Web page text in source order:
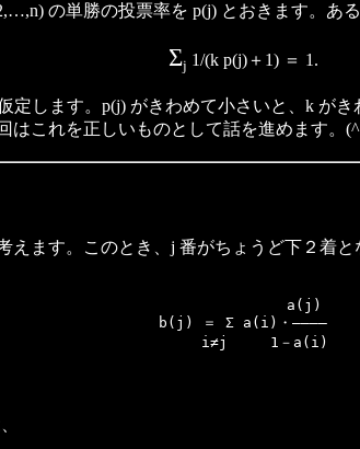
の単勝の投票率を p(j) とおきます。ある
Σj 1/(k p(j)＋1) ＝ 1.
定します。p(j) がきわめて小さいと、k が
はこれを正しいものとして話を進めます。
ます。このとき、j 番がちょうど下２
a(j)
b(j) ＝ Σ a(i)・――――
i≠j　　　1－a(i)